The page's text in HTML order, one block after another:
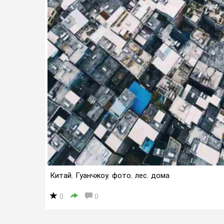
Китай, Гуанчжоу, фото, лес, дома
0 0